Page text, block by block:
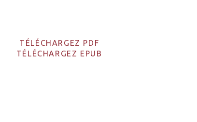
TÉLÉCHARGEZ PDF
TÉLÉCHARGEZ EPUB